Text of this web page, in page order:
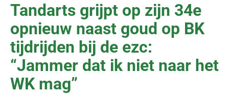
Tandarts grijpt op zijn 34e
opnieuw naast goud op BK
tijdrijden bij de ezc:
“Jammer dat ik niet naar het
WK mag”